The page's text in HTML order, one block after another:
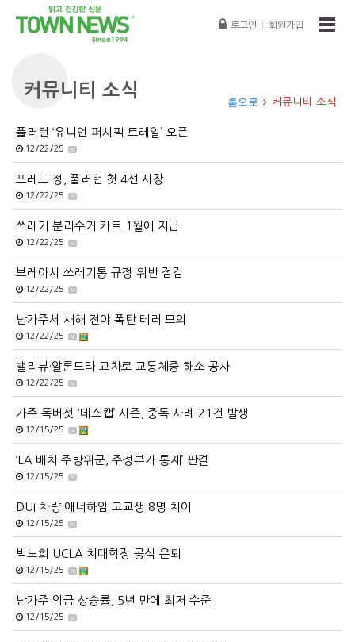
로그인 회원가입
커뮤니티 소식
홈으로 커뮤니티 소식
풀러턴 ‘유니언 퍼시픽 트레일’ 오픈
12/22/25
프레드 정, 풀러턴 첫 4선 시장
12/22/25
쓰레기 분리수거 카트 1월에 지급
12/22/25
브레아시 쓰레기통 규정 위반 점검
12/22/25
남가주서 새해 전야 폭탄 테러 모의
12/22/25
밸리뷰·알론드라 교차로 교통체증 해소 공사
12/22/25
가주 독버섯 ‘데스캡’ 시즌, 중독 사례 21건 발생
12/15/25
‘LA 배치 주방위군, 주정부가 통제’ 판결
12/15/25
DUI 차량 애너하임 고교생 8명 치어
12/15/25
박노희 UCLA 치대학장 공식 은퇴
12/15/25
남가주 임금 상승률, 5년 만에 최저 수준
12/15/25